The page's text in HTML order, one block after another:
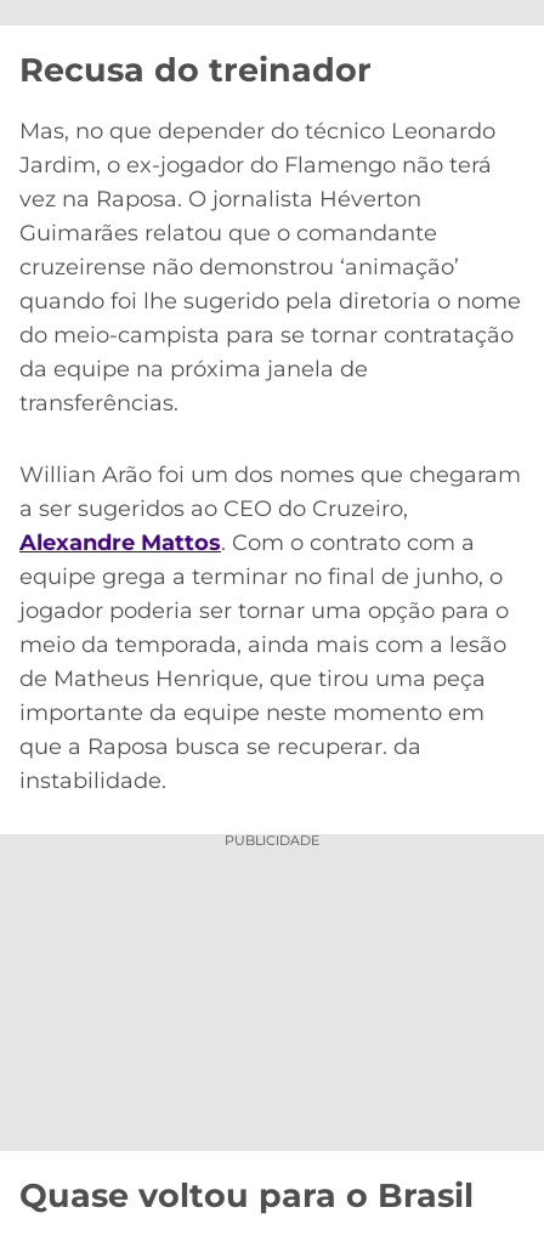
no Twitter
Recusa do treinador
Mas, no que depender do técnico Leonardo
Jardim, o ex-jogador do Flamengo não terá
vez na Raposa. O jornalista Héverton
Guimarães relatou que o comandante
cruzeirense não demonstrou ‘animação’
quando foi lhe sugerido pela diretoria o nome
do meio-campista para se tornar contratação
da equipe na próxima janela de
transferências.
Willian Arão foi um dos nomes que chegaram
a ser sugeridos ao CEO do Cruzeiro,
Alexandre Mattos. Com o contrato com a
equipe grega a terminar no final de junho, o
jogador poderia ser tornar uma opção para o
meio da temporada, ainda mais com a lesão
de Matheus Henrique, que tirou uma peça
importante da equipe neste momento em
que a Raposa busca se recuperar. da
instabilidade.
PUBLICIDADE
Quase voltou para o Brasil